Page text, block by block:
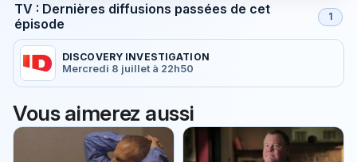
TV : Dernières diffusions passées de cet
épisode
1
DISCOVERY INVESTIGATION
Mercredi 8 juillet à 22h50
Vous aimerez aussi